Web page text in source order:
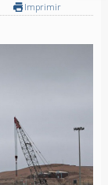
Imprimir